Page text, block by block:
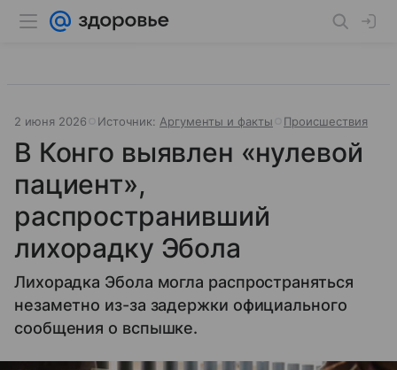
2 июня 2026 Источник: Аргументы и факты Происшествия
В Конго выявлен «нулевой
пациент»,
распространивший
лихорадку Эбола
Лихорадка Эбола могла распространяться
незаметно из-за задержки официального
сообщения о вспышке.